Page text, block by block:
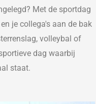
Met de sportdag
je collega's aan de bak
volleybal of
dag waarbij
staat.